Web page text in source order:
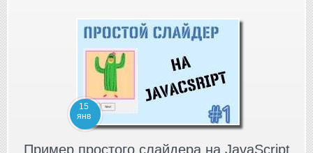
15
янв
Пример простого слайдера на JavaScript